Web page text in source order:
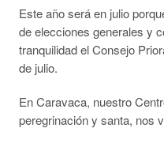
Este año será en julio
de elecciones generales y
tranquilidad el Consejo
de julio.
En Caravaca, nuestro
peregrinación y santa, nos